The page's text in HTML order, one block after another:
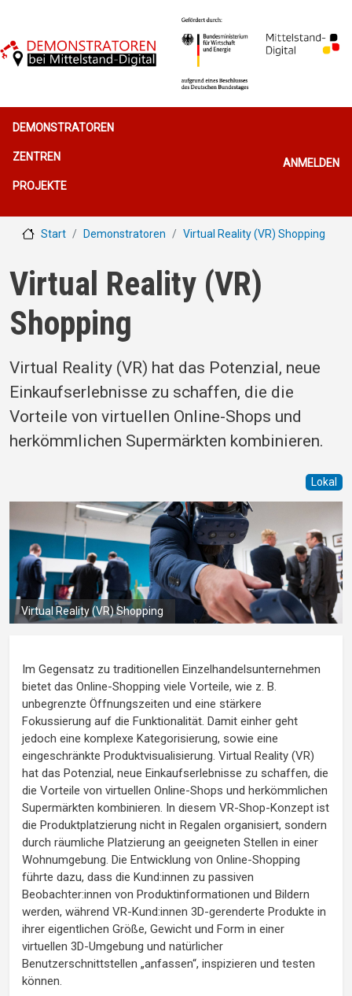
Hauptnavigation
DEMONSTRATOREN
ZENTREN
PROJEKTE
ANMELDEN
Start Demonstratoren Virtual Reality (VR) Shopping
Virtual Reality (VR)
Shopping
Virtual Reality (VR) hat das Potenzial, neue
Einkaufserlebnisse zu schaffen, die die
Vorteile von virtuellen Online-Shops und
herkömmlichen Supermärkten kombinieren.
Lokal
Virtual Reality (VR) Shopping
Im Gegensatz zu traditionellen Einzelhandelsunternehmen
bietet das Online-Shopping viele Vorteile, wie z. B.
unbegrenzte Öffnungszeiten und eine stärkere
Fokussierung auf die Funktionalität. Damit einher geht
jedoch eine komplexe Kategorisierung, sowie eine
eingeschränkte Produktvisualisierung. Virtual Reality (VR)
hat das Potenzial, neue Einkaufserlebnisse zu schaffen, die
die Vorteile von virtuellen Online-Shops und herkömmlichen
Supermärkten kombinieren. In diesem VR-Shop-Konzept ist
die Produktplatzierung nicht in Regalen organisiert, sondern
durch räumliche Platzierung an geeigneten Stellen in einer
Wohnumgebung. Die Entwicklung von Online-Shopping
führte dazu, dass die Kund:innen zu passiven
Beobachter:innen von Produktinformationen und Bildern
werden, während VR-Kund:innen 3D-gerenderte Produkte in
ihrer eigentlichen Größe, Gewicht und Form in einer
virtuellen 3D-Umgebung und natürlicher
Benutzerschnittstellen „anfassen“, inspizieren und testen
können.